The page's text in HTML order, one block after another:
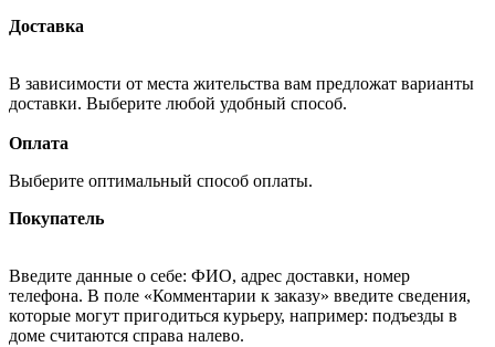
Доставка
В зависимости от места жительства вам предложат варианты
доставки. Выберите любой удобный способ.
Оплата
Выберите оптимальный способ оплаты.
Покупатель
Введите данные о себе: ФИО, адрес доставки, номер
телефона. В поле «Комментарии к заказу» введите сведения,
которые могут пригодиться курьеру, например: подъезды в
доме считаются справа налево.